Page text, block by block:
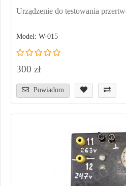
Urządzenie do testowania
Model: W-015
300 zł
Powiadom